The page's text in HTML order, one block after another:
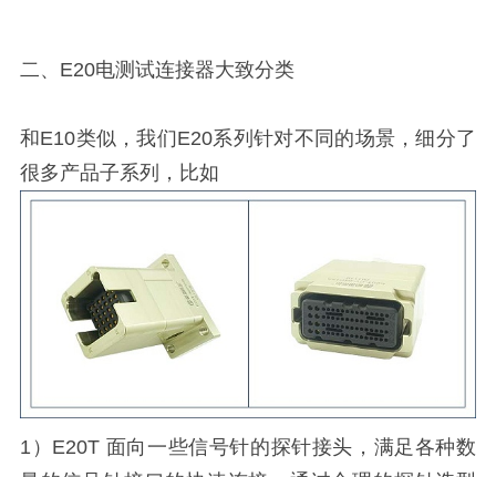
二、E20电测试连接器大致分类
和E10类似，我们E20系列针对不同的场景，细分了
很多产品子系列，比如
1）E20T 面向一些信号针的探针接头，满足各种数